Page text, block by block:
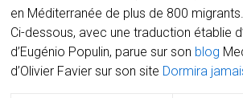
en Méditerranée de plus de 800 migrants.
Ci-dessous, avec une traduction établie
d’Eugénio Populin, parue sur son blog
d’Olivier Favier sur son site Dormira